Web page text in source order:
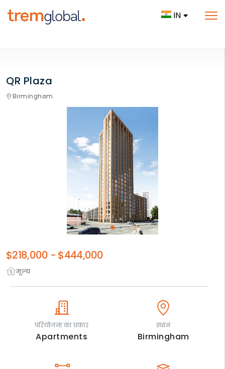
IN
QR Plaza
Birmingham
मूल्य
$218,000 - $444,000
परियोजना का प्रकार
Apartments
स्थान
Birmingham